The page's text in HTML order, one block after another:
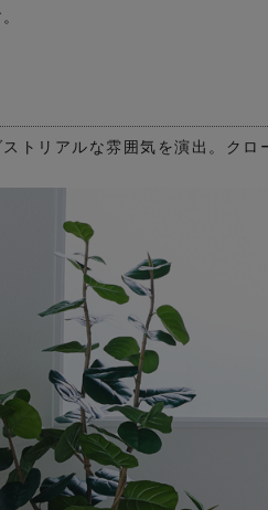
トリアルな雰囲気を演出。クロ